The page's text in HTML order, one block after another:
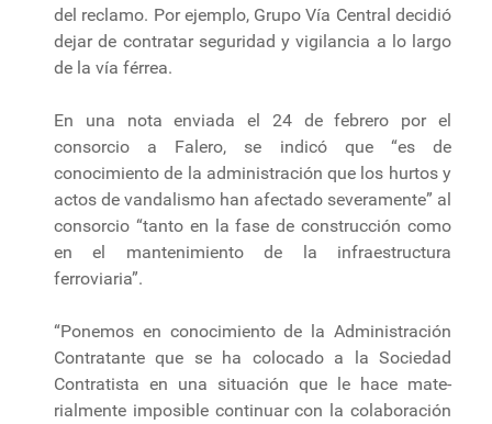
del reclamo. Por ejemplo, Grupo Vía Central decidió
dejar de contratar seguridad y vigilancia a lo largo
de la vía férrea.
En una nota enviada el 24 de febrero por el
consorcio a Falero, se indicó que “es de
conocimiento de la administración que los hurtos y
actos de vandalismo han afectado severamente” al
consorcio “tanto en la fase de construcción como
en el mantenimiento de la infraestructura
ferroviaria”.
“Ponemos en conocimiento de la Administración
Contratante que se ha colocado a la Sociedad
Contratista en una situación que le hace mate-
rialmente imposible continuar con la colaboración